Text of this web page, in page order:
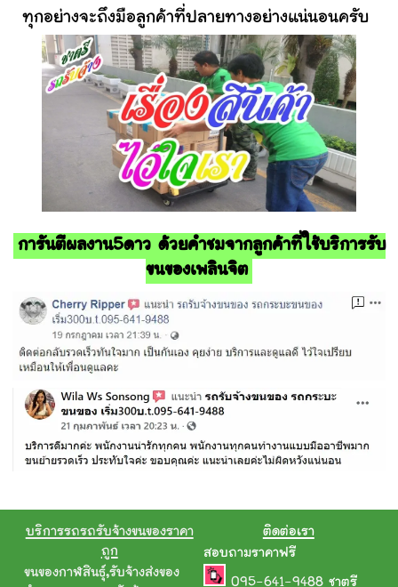
ทุกอย่างจะถึงมือลูกค้าที่ปลายทางอย่างแน่นอนครับ
การันตีผลงาน5ดาว ด้วยคำชมจากลูกค้าที่ใช้บริการรับ
ขนของเพลินจิต
บริการรถรถรับจ้างขนของราคา
ถูก
ขนของกาฬสินธุ์,รับจ้างส่งของ
ติดต่อเรา
สอบถามราคาฟรี
095-641-9488 ชาตรี